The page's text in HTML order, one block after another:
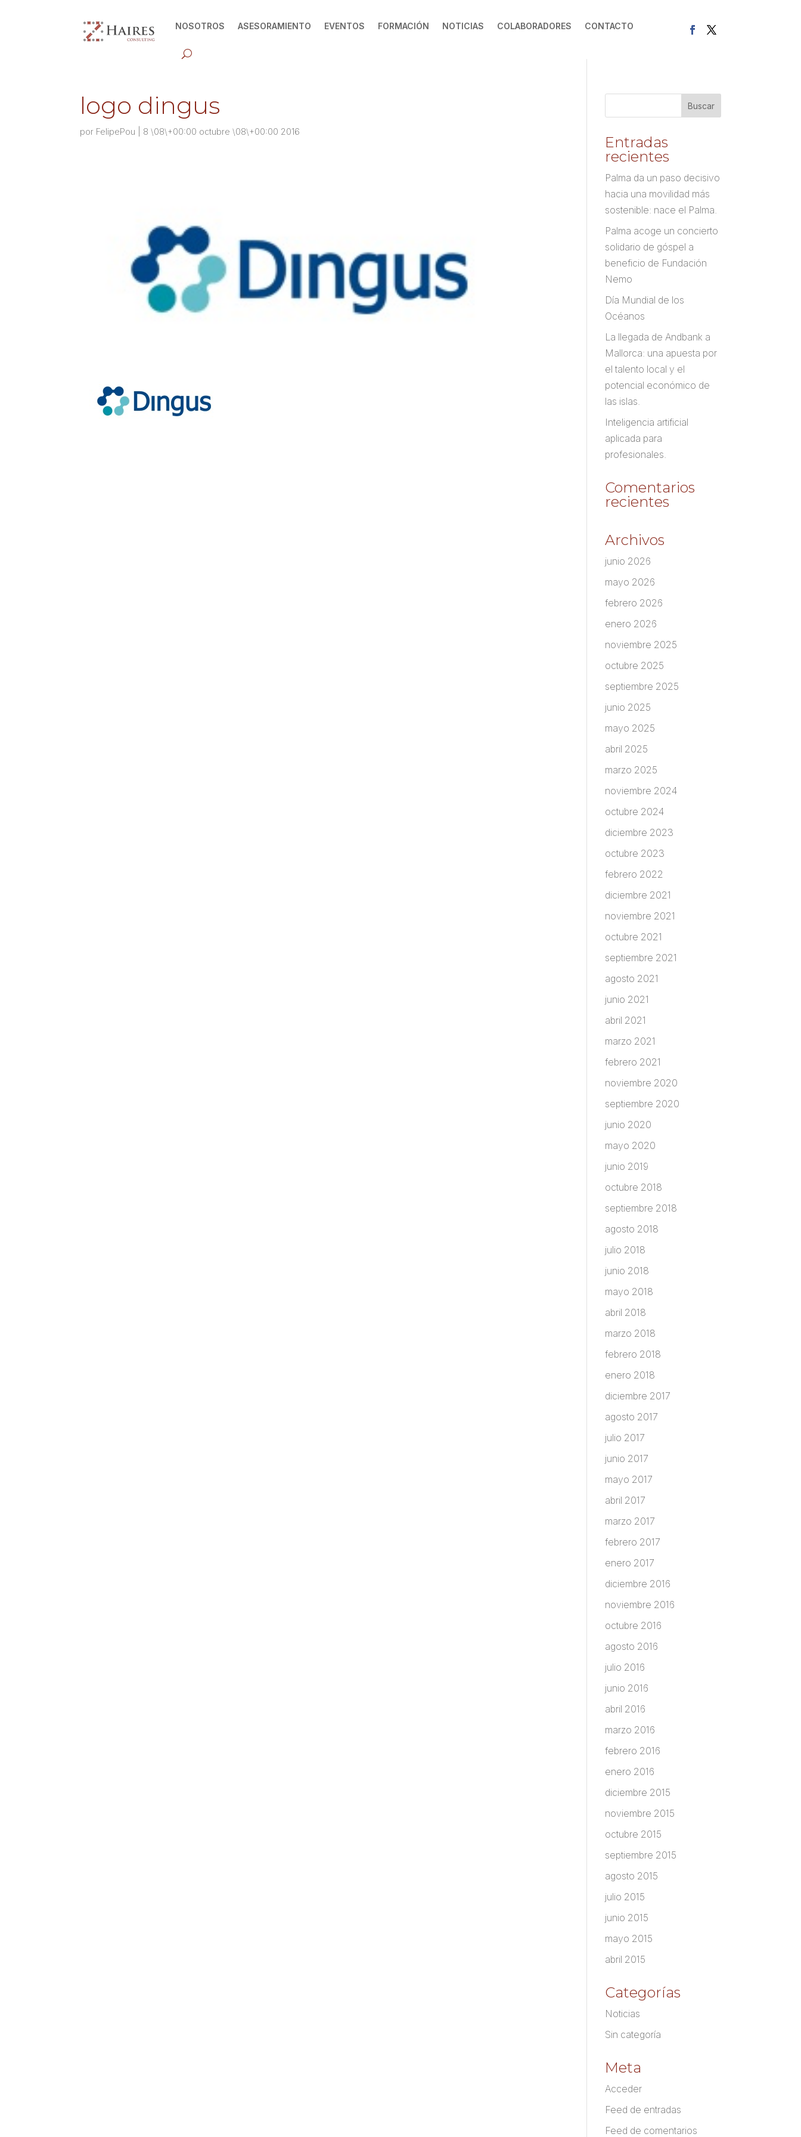
NOSOTROS ASESORAMIENTO EVENTOS FORMACIÓN NOTICIAS COLABORADORES CONTACTO
logo dingus
por FelipePou 8 \08\+00:00 octubre \08\+00:00 2016
Entradas
recientes
Palma da un paso decisivo
hacia una movilidad más
sostenible: nace el Palma.
Palma acoge un concierto
solidario de góspel a
beneficio de Fundación
Nemo
Día Mundial de los
Océanos
La llegada de Andbank a
Mallorca: una apuesta por
el talento local y el
potencial económico de
las islas.
Inteligencia artificial
aplicada para
profesionales.
Comentarios
recientes
Archivos
junio 2026
mayo 2026
febrero 2026
enero 2026
noviembre 2025
octubre 2025
septiembre 2025
junio 2025
mayo 2025
abril 2025
marzo 2025
noviembre 2024
octubre 2024
diciembre 2023
octubre 2023
febrero 2022
diciembre 2021
noviembre 2021
octubre 2021
septiembre 2021
agosto 2021
junio 2021
abril 2021
marzo 2021
febrero 2021
noviembre 2020
septiembre 2020
junio 2020
mayo 2020
junio 2019
octubre 2018
septiembre 2018
agosto 2018
julio 2018
junio 2018
mayo 2018
abril 2018
marzo 2018
febrero 2018
enero 2018
diciembre 2017
agosto 2017
julio 2017
junio 2017
mayo 2017
abril 2017
marzo 2017
febrero 2017
enero 2017
diciembre 2016
noviembre 2016
octubre 2016
agosto 2016
julio 2016
junio 2016
abril 2016
marzo 2016
febrero 2016
enero 2016
diciembre 2015
noviembre 2015
octubre 2015
septiembre 2015
agosto 2015
julio 2015
junio 2015
mayo 2015
abril 2015
Categorías
Noticias
Sin categoría
Meta
Acceder
Feed de entradas
Feed de comentarios